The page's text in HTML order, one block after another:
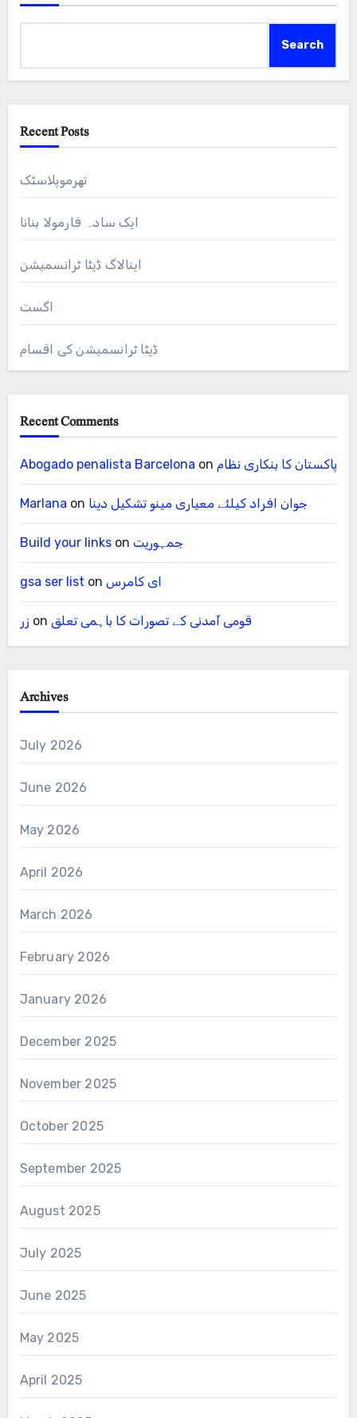
Search
Recent Posts
تھرموپلاسٹک
ایک سادہ فارمولا بنانا
اینالاگ ڈیٹا ٹرانسمیشن
اگست
ڈیٹا ٹرانسمیشن کی اقسام
Recent Comments
Abogado penalista Barcelona on پاکستان کا بنکاری نظام
Marlana on جوان افراد کیلئے معیاری مینو تشکیل دینا
Build your linkson جمہوریت
gsa ser list on ای کامرس
زر on قومی آمدنی کے تصورات کا باہمی تعلق
Archives
July 2026
June 2026
May 2026
April 2026
March 2026
February 2026
January 2026
December 2025
November 2025
October 2025
September 2025
August 2025
July 2025
June 2025
May 2025
April 2025